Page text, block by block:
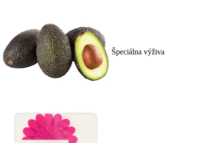
Špeciálna výživa